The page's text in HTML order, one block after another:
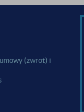
(zwrot) i